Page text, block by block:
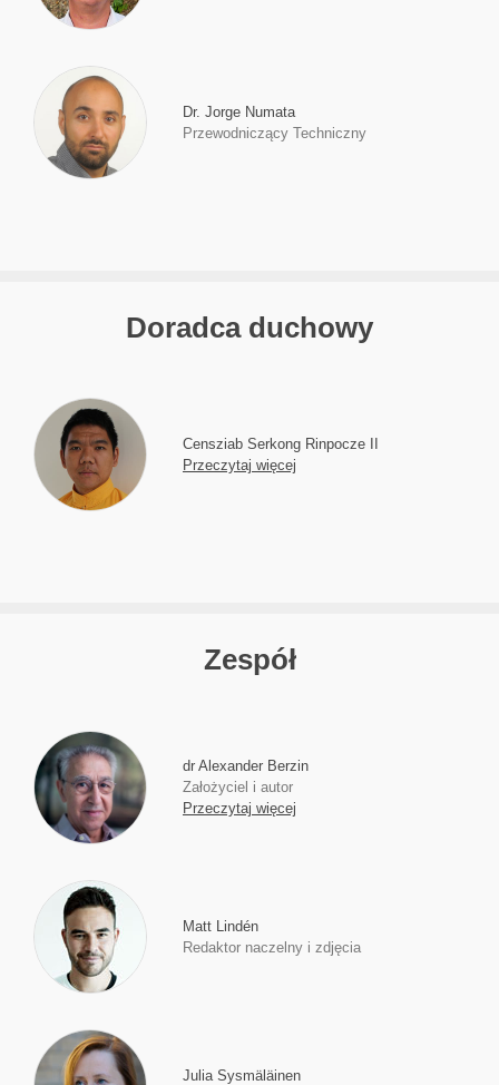
Dr. Jorge Numata
Przewodniczący Techniczny
Doradca duchowy
Censziab Serkong Rinpocze II
Przeczytaj więcej
Zespół
dr Alexander Berzin
Założyciel i autor
Przeczytaj więcej
Matt Lindén
Redaktor naczelny i zdjęcia
Julia Sysmäläinen